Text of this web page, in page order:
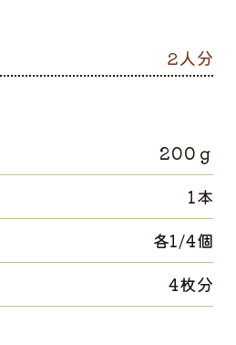
2人分
200ｇ
1本
各1/4個
4枚分